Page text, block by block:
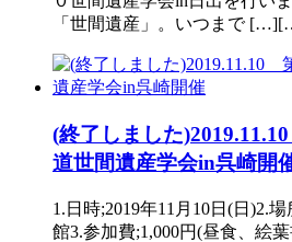
「世間遺産」。いつまで
(終了しました
道世間遺産学会in呉崎開
1.日時;2019年11月10日(日)2.
館3.参加費;1,000円(昼食、絵